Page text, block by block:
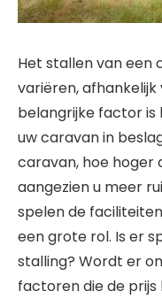
Het stallen van een
variëren,
belangrijke factor
uw caravan in
caravan, hoe hoger
aangezien u meer
spelen de
een grote rol. Is er
stalling? Wordt er
factoren die de prijs